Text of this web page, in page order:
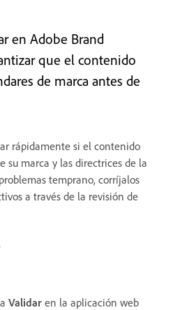
en Adobe Brand
que el contenido
de marca antes de
rápidamente si el contenido
su marca y las directrices de la
temprano, corríjalos
a través de la revisión de
Validar en la aplicación web